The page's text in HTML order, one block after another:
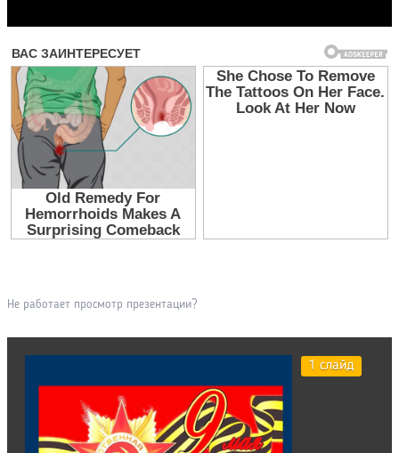
Не работает просмотр презентации?
1 слайд